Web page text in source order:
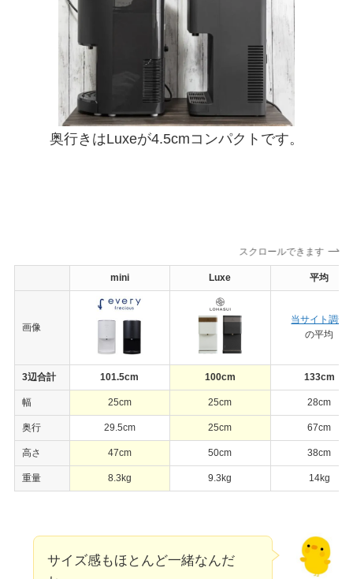
奥行きはLuxeが4.5cmコンパクトです。
スクロールできます
mini Luxe 平均
画像
当サイト調査
の平均
3辺合計 101.5cm 100cm 133cm
幅 25cm 25cm 28cm
奥行 29.5cm 25cm 67cm
高さ 47cm 50cm 38cm
重量 8.3kg 9.3kg 14kg
サイズ感もほとんど一緒なんだ